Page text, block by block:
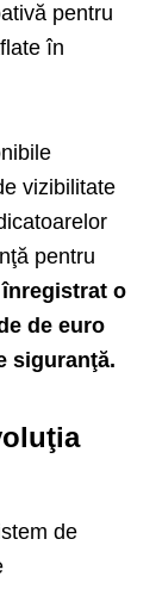
pentru
în
vizibilitate
pentru
înregistrat o
de euro
siguranţă.
de